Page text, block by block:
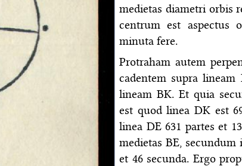
medietas diametri orbis
centrum est aspectus
minuta fere.
Protraham autem
cadentem supra
lineam BK. Et quia
est quod linea DK est
linea DE 631 partes et
medietas BE,
et 46 secunda. Ergo